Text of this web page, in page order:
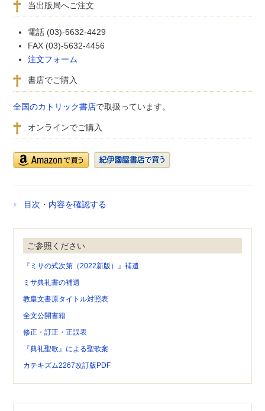
当出版局へご注文
電話 (03)-5632-4429
FAX (03)-5632-4456
注文フォーム
書店でご購入
全国のカトリック書店で取扱っています。
オンラインでご購入
目次・内容を確認する
ご参照ください
『ミサの式次第（2022新版）』補遺
ミサ典礼書の補遺
教皇文書原タイトル対照表
全文公開書籍
修正・訂正・正誤表
『典礼聖歌』による聖歌案
カテキズム2267改訂版PDF